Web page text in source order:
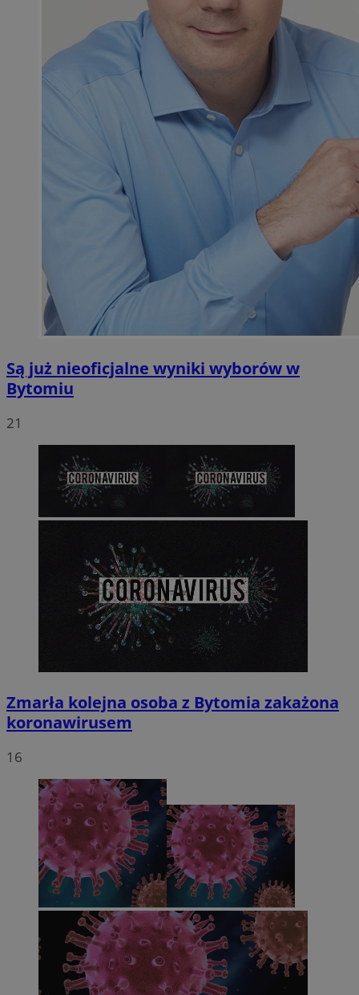
Są już nieoficjalne wyniki wyborów w
Bytomiu
21
Zmarła kolejna osoba z Bytomia zakażona
koronawirusem
16